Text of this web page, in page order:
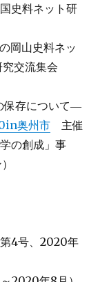
史料ネット研
岡山史料ネッ
究交流集会
保存について―
奥州市 主催
の創成」事
第4号、2020年